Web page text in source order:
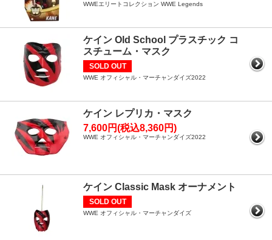
WWEエリートコレクション WWE Legends
ケイン Old School プラスチック コ
スチューム・マスク
SOLD OUT
WWE オフィシャル・マーチャンダイズ2022
ケイン レプリカ・マスク
7,600円(税込8,360円)
WWE オフィシャル・マーチャンダイズ2022
ケイン Classic Mask オーナメント
SOLD OUT
WWE オフィシャル・マーチャンダイズ